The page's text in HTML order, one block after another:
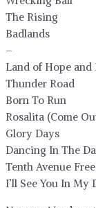
The Rising
Badlands
–
Land of Hope and
Thunder Road
Born To Run
Rosalita (Come
Glory Days
Dancing In The
Tenth Avenue
I’ll See You In My